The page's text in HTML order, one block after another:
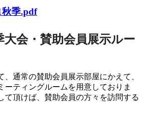
秋季.pdf
大会・賛助会員展示ルー
、通常の賛助会員展示部屋にかえて、
ーティングルームを用意しておりま
て頂けば、賛助会員の方々を訪問する